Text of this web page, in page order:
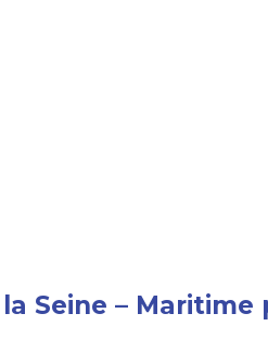
Seine –